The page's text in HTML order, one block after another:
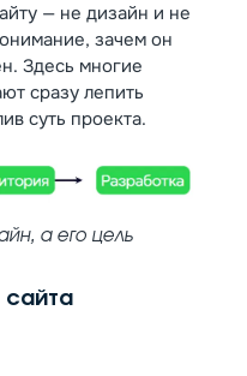
— не дизайн и не
зачем он
Здесь многие
сразу лепить
суть проекта.
а его цель
сайта